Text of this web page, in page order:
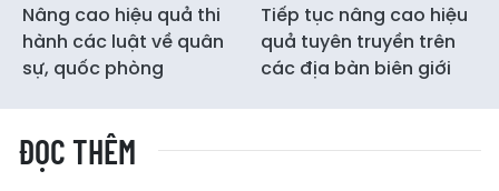
Nâng cao hiệu quả thi
hành các luật về quân
sự, quốc phòng
Tiếp tục nâng cao hiệu
quả tuyên truyền trên
các địa bàn biên giới
ĐỌC THÊM